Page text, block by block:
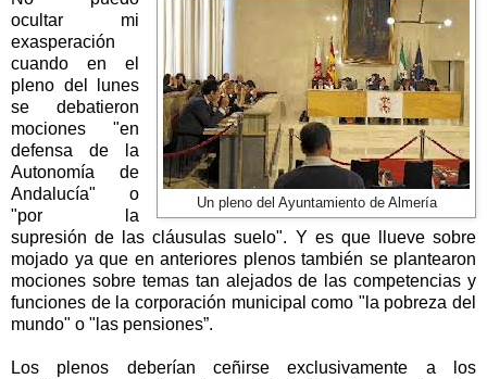
Un pleno del Ayuntamiento de Almería
ocultar mi
exasperación
cuando en el
pleno del lunes
se debatieron
mociones "en
defensa de
la
Autonomía de
Andalucía" o
"por la
supresión de las cláusulas suelo". Y es que llueve sobre
mojado ya que en anteriores plenos también se plantearon
mociones sobre temas tan alejados de las competencias y
funciones de la corporación municipal como "la pobreza del
mundo" o "las pensiones”.
Los plenos deberían ceñirse exclusivamente a los